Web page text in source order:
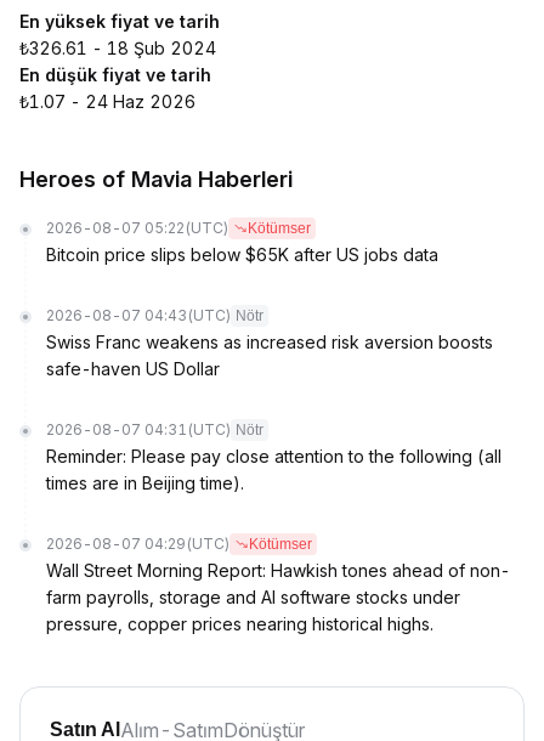
En yüksek fiyat ve tarih
₺326.61 - 18 Şub 2024
En düşük fiyat ve tarih
₺1.07 - 24 Haz 2026
Heroes of Mavia Haberleri
2026-08-07 05:22 (UTC) Kötümser
Bitcoin price slips below $65K after US jobs data
2026-08-07 04:43 (UTC) Nötr
Swiss Franc weakens as increased risk aversion boosts
safe-haven US Dollar
2026-08-07 04:31 (UTC) Nötr
Reminder: Please pay close attention to the following (all
times are in Beijing time).
2026-08-07 04:29 (UTC) Kötümser
Wall Street Morning Report: Hawkish tones ahead of non-
farm payrolls, storage and AI software stocks under
pressure, copper prices nearing historical highs.
Satın Al Alım-SatımDönüştür